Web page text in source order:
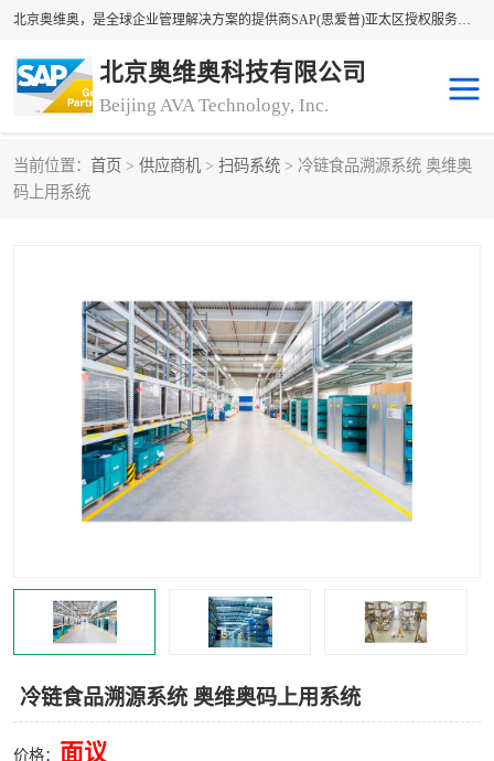
北京奥维奥，是全球企业管理解决方案的提供商SAP(思爱普)亚太区授权服务商领军者，SAP金牌服务商和代理商。企业ERP系统软件，SAP软件实施，17年来服务客户1500多家。提供SAP Business One，SAP Business ByDesign，SAP S/4HANA Cloud，SAP Analytics Cloud （分析云）等产品与解决方案。咨询专线：400-890-8880
北京奥维奥科技有限公司
Beijing AVA Technology, Inc.
当前位置： 首页 > 供应商机 > 扫码系统 > 冷链食品溯源系统 奥维奥
码上用系统
冷链食品溯源系统 奥维奥码上用系统
价格： 面议
sap系统
sap软件开发 sap管理系统
码上用条码管理 扫码系统
工厂ERP软件 制造业ERP系统
工厂ERP系统 皮具厂erp系统
食品厂erp系统
小工厂erp系统 印染厂erp系统